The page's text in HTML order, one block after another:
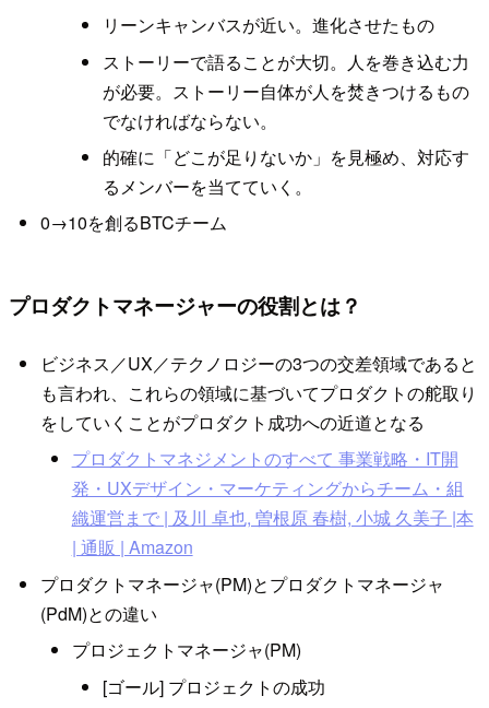
リーンキャンバスが近い。進化させたもの
ストーリーで語ることが大切。人を巻き込む力
が必要。ストーリー自体が人を焚きつけるもの
でなければならない。
的確に「どこが足りないか」を見極め、対応す
るメンバーを当てていく。
0→10を創るBTCチーム
プロダクトマネージャーの役割とは？
ビジネス／UX／テクノロジーの3つの交差領域であると
も言われ、これらの領域に基づいてプロダクトの舵取り
をしていくことがプロダクト成功への近道となる
プロダクトマネジメントのすべて 事業戦略・IT開
発・UXデザイン・マーケティングからチーム・組
織運営まで | 及川 卓也, 曽根原 春樹, 小城 久美子 |本
| 通販 | Amazon
プロダクトマネージャ(PM)とプロダクトマネージャ
(PdM)との違い
プロジェクトマネージャ(PM)
[ゴール] プロジェクトの成功